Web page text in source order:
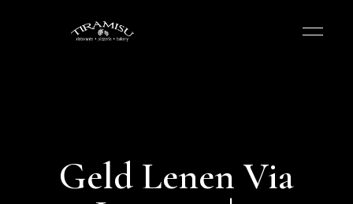
Geld Lenen Via